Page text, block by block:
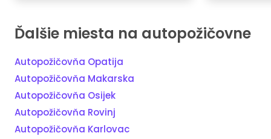
Ďalšie miesta na autopožičovne
Autopožičovňa Opatija
Autopožičovňa Makarska
Autopožičovňa Osijek
Autopožičovňa Rovinj
Autopožičovňa Karlovac